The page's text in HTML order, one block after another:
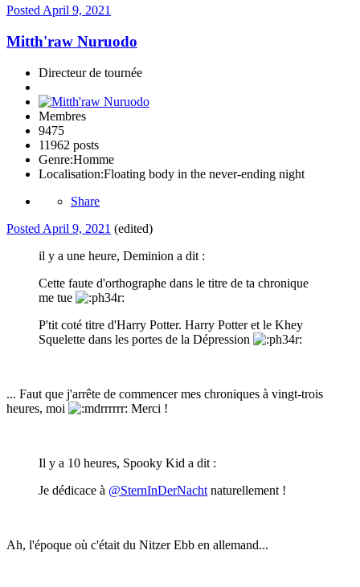
Posted April 9, 2021
Mitth'raw Nuruodo
Directeur de tournée
Membres
9475
11962 posts
Genre:Homme
Localisation:Floating body in the never-ending night
Share
Posted April 9, 2021 (edited)
il y a une heure, Deminion a dit :
Cette faute d'orthographe dans le titre de ta chronique
me tue
P'tit coté titre d'Harry Potter. Harry Potter et le Khey
Squelette dans les portes de la Dépression
... Faut que j'arrête de commencer mes chroniques à vingt-trois
heures, moi
Merci !
Il y a 10 heures, Spooky Kid a dit :
Je dédicace à @SternInDerNacht naturellement !
Ah, l'époque où c'était du Nitzer Ebb en allemand...